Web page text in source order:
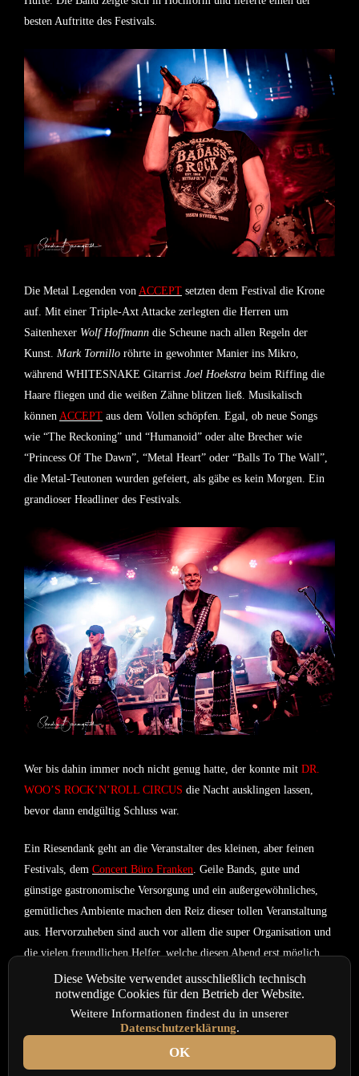
besten Auftritte des Festivals.
Die Metal Legenden von ACCEPT setzten dem Festival die Krone
auf. Mit einer Triple-Axt Attacke zerlegten die Herren um
Saitenhexer Wolf Hoffmann die Scheune nach allen Regeln der
Kunst. Mark Tornillo röhrte in gewohnter Manier ins Mikro,
während WHITESNAKE Gitarrist Joel Hoekstra beim Riffing die
Haare fliegen und die weißen Zähne blitzen ließ. Musikalisch
können ACCEPT aus dem Vollen schöpfen. Egal, ob neue Songs
wie “The Reckoning” und “Humanoid” oder alte Brecher wie
“Princess Of The Dawn”, “Metal Heart” oder “Balls To The Wall”,
die Metal-Teutonen wurden gefeiert, als gäbe es kein Morgen. Ein
grandioser Headliner des Festivals.
Wer bis dahin immer noch nicht genug hatte, der konnte mit DR.
WOO’S ROCK’N’ROLL CIRCUS die Nacht ausklingen lassen,
bevor dann endgültig Schluss war.
Ein Riesendank geht an die Veranstalter des kleinen, aber feinen
Festivals, dem Concert Büro Franken. Geile Bands, gute und
günstige gastronomische Versorgung und ein außergewöhnliches,
gemütliches Ambiente machen den Reiz dieser tollen Veranstaltung
aus. Hervorzuheben sind auch vor allem die super Organisation und
die vielen freundlichen Helfer, welche diesen Abend erst möglich
machten. Wir sind auf jeden Fall im nächsten Jahr wieder am Start
und können es kaum erwarten, wenn dieBrauereiwieder rockt!
(Text+Fotos: Sandra Baumgartl)
Diese Website verwendet ausschließlich technisch
notwendige Cookies für den Betrieb der Website.
Weitere Informationen findest du in unserer
Datenschutzerklärung.
OK